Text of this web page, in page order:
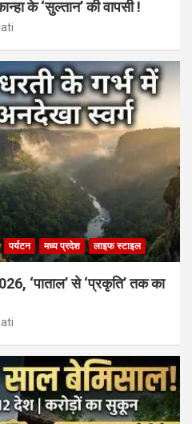
के ‘सुल्तान’ की वापसी !
पर्यटन मध्य प्रदेश लाइफ स्टाइल
‘पाताल’ से ‘प्रकृति’ तक का